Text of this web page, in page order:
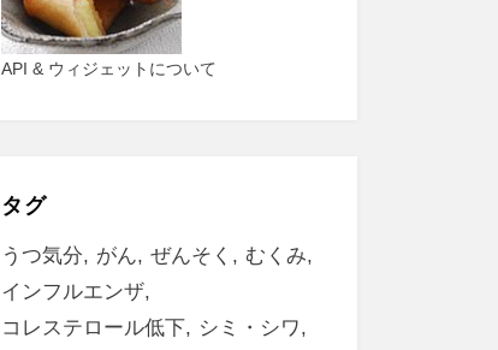
API & ウィジェットについて
タグ
うつ気分 がん ぜんそく
むくみ
インフルエンザ
コレステロール低下
シミ・シワ